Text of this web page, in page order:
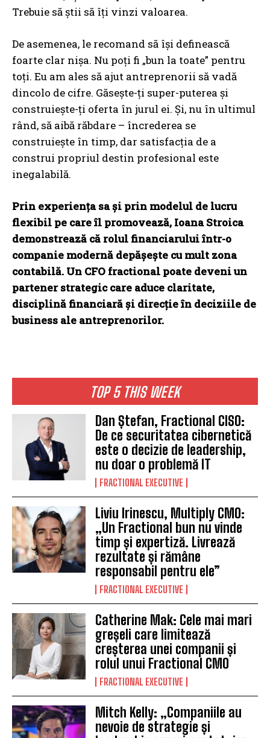
TOP 5 THIS WEEK
Dan Ștefan, Fractional CISO:
De ce securitatea cibernetică
este o decizie de leadership,
nu doar o problemă IT
FRACTIONAL EXECUTIVE
Liviu Irinescu, Multiply CMO:
„Un Fractional bun nu vinde
timp și expertiză. Livrează
rezultate și rămâne
responsabil pentru ele”
FRACTIONAL EXECUTIVE
Catherine Mak: Cele mai mari
greșeli care limitează
creșterea unei companii și
rolul unui Fractional CMO
FRACTIONAL EXECUTIVE
Mitch Kelly: „Companiile au
nevoie de strategie și
Trebuie să știi să îți vinzi valoarea.
De asemenea, le recomand să își definească
foarte clar nișa. Nu poți fi „bun la toate” pentru
toți. Eu am ales să ajut antreprenorii să vadă
dincolo de cifre. Găsește-ți super-puterea și
construiește-ți oferta în jurul ei. Și, nu în ultimul
rând, să aibă răbdare – încrederea se
construiește în timp, dar satisfacția de a
construi propriul destin profesional este
inegalabilă.
Prin experiența sa și prin modelul de lucru
flexibil pe care îl promovează, Ioana Stroica
demonstrează că rolul financiarului într-o
companie modernă depășește cu mult zona
contabilă. Un CFO fractional poate deveni un
partener strategic care aduce claritate,
disciplină financiară și direcție în deciziile de
business ale antreprenorilor.